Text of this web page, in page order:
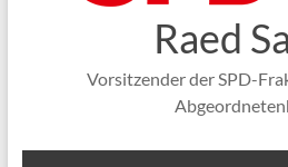
Raed
Vorsitzender der SPD-